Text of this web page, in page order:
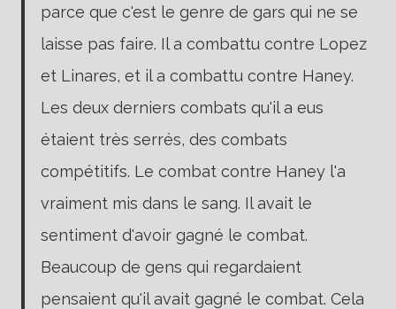
parce que c'est le genre de gars qui ne se
laisse pas faire. Il a combattu contre Lopez
et Linares, et il a combattu contre Haney.
Les deux derniers combats qu'il a eus
étaient très serrés, des combats
compétitifs. Le combat contre Haney l'a
vraiment mis dans le sang. Il avait le
sentiment d'avoir gagné le combat.
Beaucoup de gens qui regardaient
pensaient qu'il avait gagné le combat. Cela